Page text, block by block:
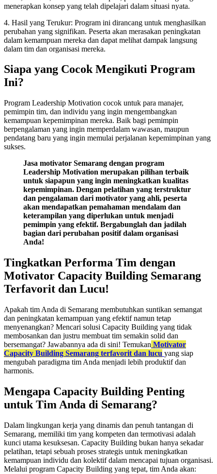
menerapkan konsep yang telah dipelajari dalam situasi nyata.
4. Hasil yang Terukur: Program ini dirancang untuk menghasilkan
perubahan yang signifikan. Peserta akan merasakan peningkatan
dalam kemampuan mereka dan dapat melihat dampak langsung
dalam tim dan organisasi mereka.
Siapa yang Cocok Mengikuti Program
Ini?
Program Leadership Motivation cocok untuk para manajer,
pemimpin tim, dan individu yang ingin mengembangkan
kemampuan kepemimpinan mereka. Baik bagi pemimpin
berpengalaman yang ingin memperdalam wawasan, maupun
pendatang baru yang ingin memulai perjalanan kepemimpinan yang
sukses.
Jasa motivator Semarang dengan program
Leadership Motivation merupakan pilihan terbaik
untuk siapapun yang ingin meningkatkan kualitas
kepemimpinan. Dengan pelatihan yang terstruktur
dan pengalaman dari motivator yang ahli, peserta
akan mendapatkan pemahaman mendalam dan
keterampilan yang diperlukan untuk menjadi
pemimpin yang efektif. Bergabunglah dan jadilah
bagian dari perubahan positif dalam organisasi
Anda!
Tingkatkan Performa Tim dengan
Motivator Capacity Building Semarang
Terfavorit dan Lucu!
Apakah tim Anda di Semarang membutuhkan suntikan semangat
dan peningkatan kemampuan yang efektif namun tetap
menyenangkan? Mencari solusi Capacity Building yang tidak
membosankan dan justru membuat tim semakin solid dan
bersemangat? Jawabannya ada di sini! Temukan Motivator
Capacity Building Semarang terfavorit dan lucu yang siap
mengubah paradigma tim Anda menjadi lebih produktif dan
harmonis.
Mengapa Capacity Building Penting
untuk Tim Anda di Semarang?
Dalam lingkungan kerja yang dinamis dan penuh tantangan di
Semarang, memiliki tim yang kompeten dan termotivasi adalah
kunci utama kesuksesan. Capacity Building bukan hanya sekadar
pelatihan, tetapi sebuah proses strategis untuk meningkatkan
kemampuan individu dan kolektif dalam mencapai tujuan organisasi.
Melalui program Capacity Building yang tepat, tim Anda akan: